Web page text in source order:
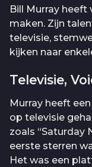
Bill Murray heeft
maken. Zijn
televisie,
kijken naar
Televisie,
Murray heeft
op televisie
zoals “Saturday
eerste sterren
Het was een